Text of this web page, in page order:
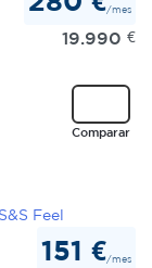
/mes
19.990 €
Comparar
151 €/mes